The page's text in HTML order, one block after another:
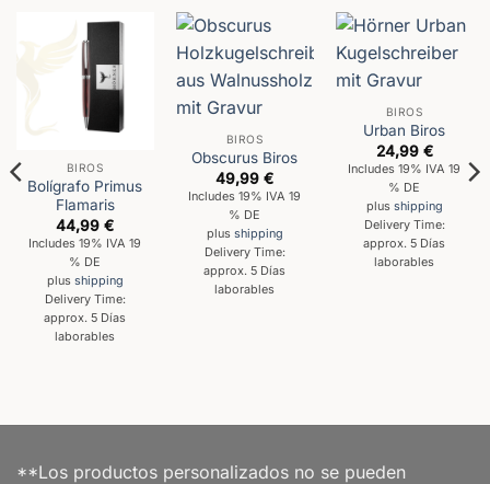
BIROS
Bolígrafo Primus
Flamaris
44,99€
Includes 19% IVA 19
% DE
plus shipping
Delivery Time:
approx. 5 Días
laborables
BIROS
Obscurus Biros
49,99€
Includes 19% IVA 19
% DE
plus shipping
Delivery Time:
approx. 5 Días
laborables
BIROS
Urban Biros
24,99 €
Includes 19% IVA 19
% DE
plus shipping
Delivery Time:
approx. 5 Días
laborables
**Los productos personalizados no se pueden